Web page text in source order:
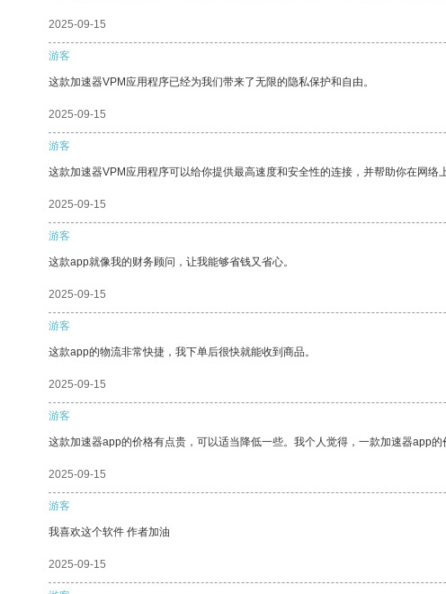
2025-09-15
游客
这款加速器VPM应用程序已经为我们带来了无限的隐私保护和自由。
2025-09-15
游客
这款加速器VPM应用程序可以给你提供最高速度和安全性的连接，并帮助你在网络
2025-09-15
游客
这款app就像我的财务顾问，让我能够省钱又省心。
2025-09-15
游客
这款app的物流非常快捷，我下单后很快就能收到商品。
2025-09-15
游客
这款加速器app的价格有点贵，可以适当降低一些。我个人觉得，一款加速器app的
2025-09-15
游客
我喜欢这个软件 作者加油
2025-09-15